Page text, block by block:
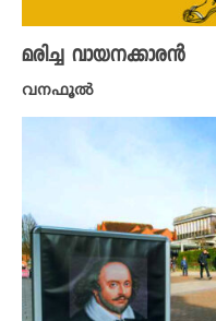
മരിച്ച വായനക്കാരൻ
വനഫൂൽ